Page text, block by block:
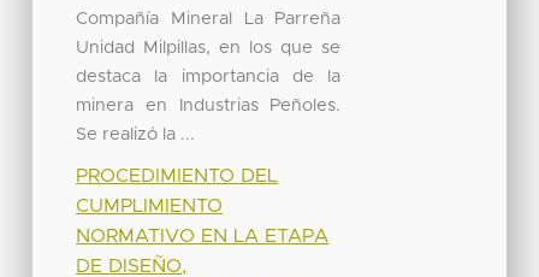
Compañía Mineral La Parreña
Unidad Milpillas, en los que se
destaca la importancia de la
minera en Industrias Peñoles.
Se realizó la ...
PROCEDIMIENTO DEL
CUMPLIMIENTO
NORMATIVO EN LA ETAPA
DE DISEÑO,